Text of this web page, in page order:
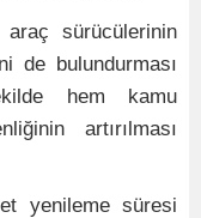
sürücülerinin
de bulundurması
hem kamu
artırılması
yenileme süresi